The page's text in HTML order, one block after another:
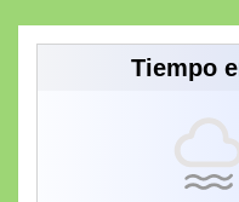
Tiempo